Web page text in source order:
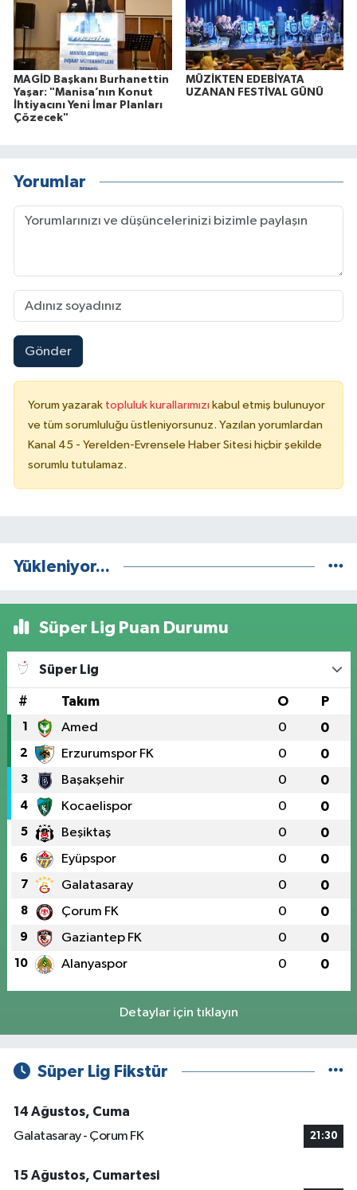
MAGİD Başkanı Burhanettin
Yaşar: "Manisa’nın Konut
İhtiyacını Yeni İmar Planları
Çözecek"
MÜZİKTEN EDEBİYATA
UZANAN FESTİVAL GÜNÜ
Yorumlar
Gönder
Yorum yazarak topluluk kurallarımızı kabul etmiş bulunuyor
ve tüm sorumluluğu üstleniyorsunuz. Yazılan yorumlardan
Kanal 45 - Yerelden-Evrensele Haber Sitesi hiçbir şekilde
sorumlu tutulamaz.
Yükleniyor...
Süper Lig Puan Durumu
Süper Lig
# Takım O P
1 Amed 0 0
2 Erzurumspor FK 0 0
3 Başakşehir 0 0
4 Kocaelispor 0 0
5 Beşiktaş 0 0
6 Eyüpspor 0 0
7 Galatasaray 0 0
8 Çorum FK 0 0
9 Gaziantep FK 0 0
10 Alanyaspor 0 0
Detaylar için tıklayın
Süper Lig Fikstür
14 Ağustos, Cuma
Galatasaray - Çorum FK
21:30
15 Ağustos, Cumartesi